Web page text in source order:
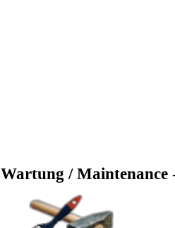
Wartung / Maintenance